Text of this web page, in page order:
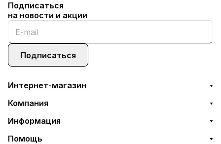
Подписаться
на новости и акции
Подписаться
Интернет-магазин
Компания
Информация
Помощь